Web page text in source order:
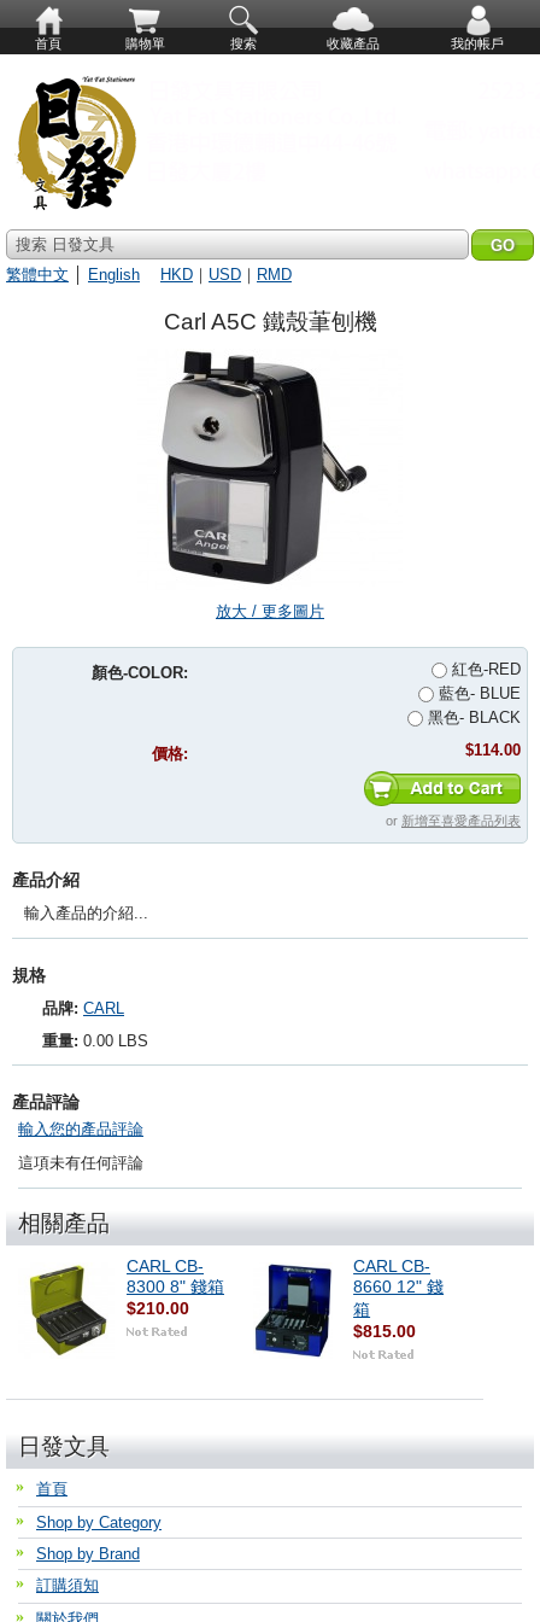
首頁 購物單 搜索 收藏產品 我的帳戶
搜索 日發文具
繁體中文
English HKD ｜ USD ｜ RMD
Carl A5C 鐵殼茟刨機
放大 / 更多圖片
顏色-COLOR:
紅色-RED
藍色- BLUE
黑色- BLACK
價格:
$114.00
or 新增至喜愛產品列表
產品介紹
輸入產品的介紹...
規格
品牌: CARL
重量: 0.00 LBS
產品評論
輸入您的產品評論
這項未有任何評論
相關產品
CARL CB-
8300 8" 錢箱
$210.00
CARL CB-
8660 12" 錢
箱
$815.00
日發文具
首頁
Shop by Category
Shop by Brand
訂購須知